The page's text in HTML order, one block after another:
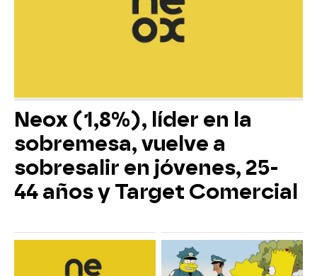
Neox (1,8%), líder en la
sobremesa, vuelve a
sobresalir en jóvenes, 25-
44 años y Target Comercial